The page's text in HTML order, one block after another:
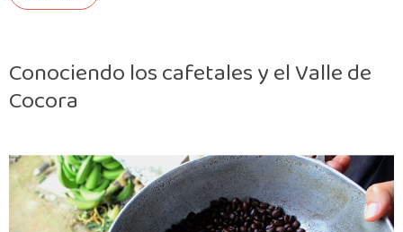
Conociendo los cafetales y el Valle de
Cocora